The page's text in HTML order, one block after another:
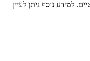
למידע נוסף ניתן לעיין